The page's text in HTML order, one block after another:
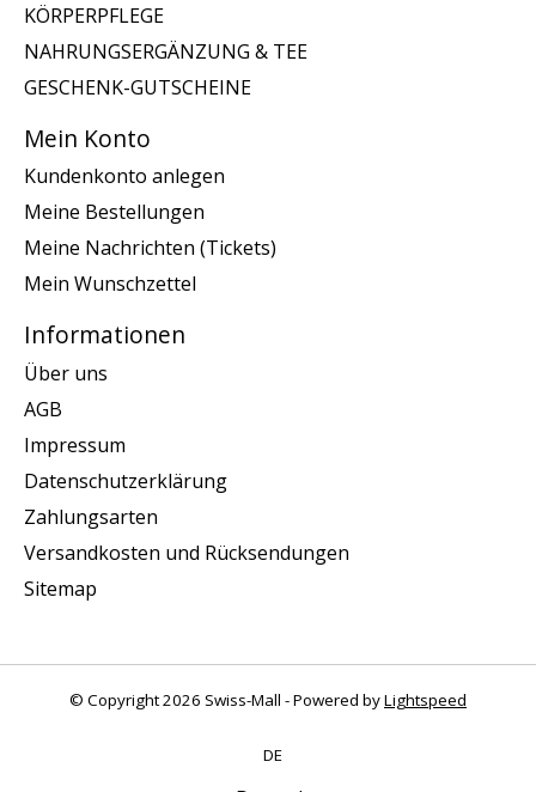
KÖRPERPFLEGE
NAHRUNGSERGÄNZUNG & TEE
GESCHENK-GUTSCHEINE
Mein Konto
Kundenkonto anlegen
Meine Bestellungen
Meine Nachrichten (Tickets)
Mein Wunschzettel
Informationen
Über uns
AGB
Impressum
Datenschutzerklärung
Zahlungsarten
Versandkosten und Rücksendungen
Sitemap
© Copyright 2026 Swiss-Mall - Powered byLightspeed
DE